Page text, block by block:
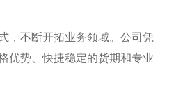
，不断开拓业务领域。公司凭
优势、快捷稳定的货期和专业